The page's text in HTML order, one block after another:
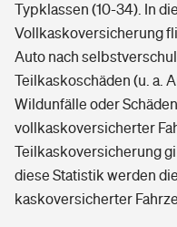
Typklassen (10-34). In
Vollkaskoversicherung
Auto nach
Teilkaskoschäden (u. a.
Wildunfälle oder
vollkaskoversicherter
Teilkaskoversicherung
diese Statistik werden
kaskoversicherter